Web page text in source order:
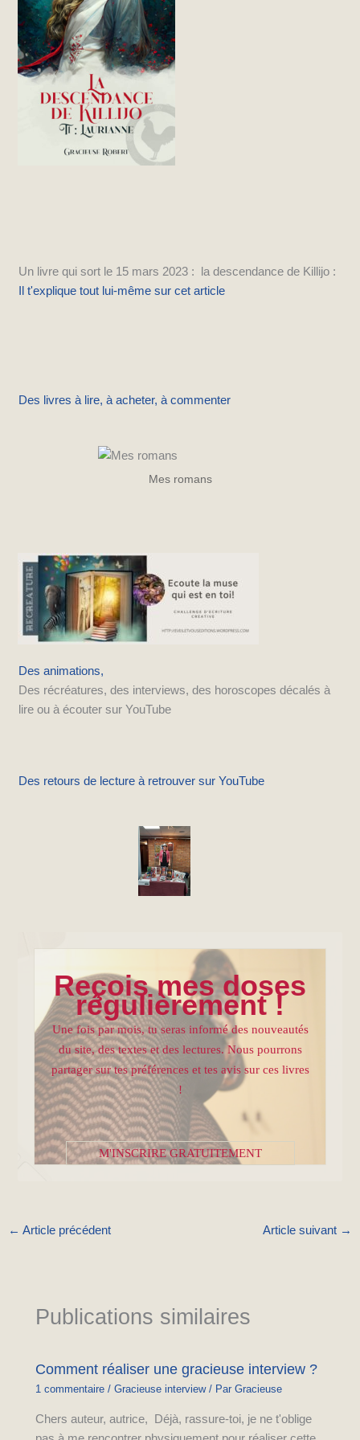
Un livre qui sort le 15 mars 2023 : la descendance de Killijo :
Il t'explique tout lui-même sur cet article
Des livres à lire, à acheter, à commenter
Mes romans
Des animations,
Des récréatures, des interviews, des horoscopes décalés à
lire ou à écouter sur YouTube
Des retours de lecture à retrouver sur YouTube
Reçois mes doses
régulièrement !
Une fois par mois, tu seras informé des nouveautés
du site, des textes et des lectures. Nous pourrons
partager sur tes préférences et tes avis sur ces livres
!
M'INSCRIRE GRATUITEMENT
← Article précédent Article suivant →
Publications similaires
Comment réaliser une gracieuse interview ?
1 commentaire /Gracieuse interview/ ParGracieuse
Chers auteur, autrice, Déjà, rassure-toi, je ne t'oblige